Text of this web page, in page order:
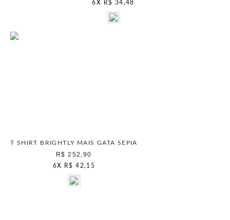
6 X R$ 34,48
T SHIRT BRIGHTLY MAIS GATA SEPIA
R$ 252,90
6X R$ 42,15